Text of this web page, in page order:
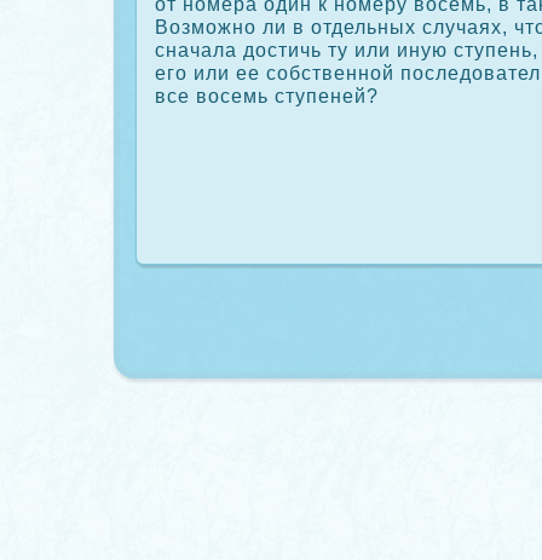
Возможно ли в отдельных случаях,
сначала достичь ту или иную
его или ее сοбственной
все восемь ступеней?